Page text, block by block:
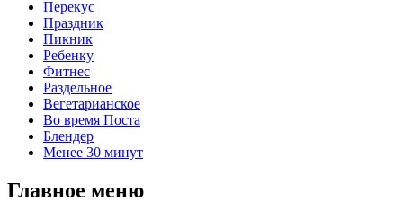
Перекус
Праздник
Пикник
Ребенку
Фитнес
Раздельное
Вегетарианское
Во время Поста
Блендер
Менее 30 минут
Главное меню